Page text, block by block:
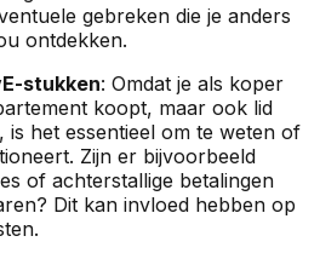
gebreken die je anders
ontdekken.
stukken: Omdat je als koper
koopt, maar ook lid
is het essentieel om te weten of
Zijn er bijvoorbeeld
of achterstallige betalingen
Dit kan invloed hebben op